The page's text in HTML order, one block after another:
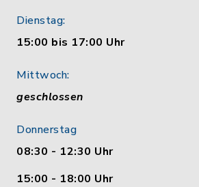
Dienstag:
15:00 bis 17:00 Uhr
Mittwoch:
geschlossen
Donnerstag
08:30 - 12:30 Uhr
15:00 - 18:00 Uhr